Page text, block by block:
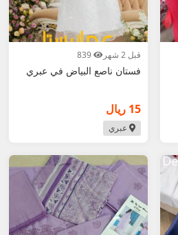
قبل 2 شهر
فستان ناصع البياض في عبري
15 ريال
عبري